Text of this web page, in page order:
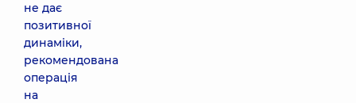
не дає
позитивної
динаміки,
рекомендована
операція
на